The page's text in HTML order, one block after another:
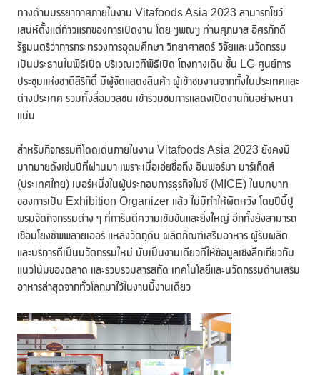
ทางด้านบรรยากาศภายในงาน Vitafoods Asia 2023 สามารถโชว์
เสน่ห์ตั้งแต่ก้าวแรกของการเปิดงาน โดย ฯพณฯ ท่านศุภมาส อิศรภักดี
รัฐมนตรีว่าการกระทรวงการอุดมศึกษา วิทยาศาสตร์ วิจัยและนวัตกรรม
เป็นประธานในพิธีเปิด บริเวณเวทีพิธีเปิด โถงทางเดิน ชั้น LG ศูนย์การ
ประชุมแห่งชาติสิริกิติ์ มีผู้จัดแสดงสินค้า ผู้เข้าชมงานจากทั้งในประเทศและ
ต่างประเทศ รวมทั้งสื่อมวลชน เข้าร่วมชมการแสดงเปิดงานกันอย่างหนา
แน่น
สำหรับกิจกรรมที่โดดเด่นภายในงาน Vitafoods Asia 2023 ยังคงมี
มากมายดังเช่นปีที่ผ่านมา เพราะเมื่อเอ่ยชื่อถึง อินฟอร์มา มาร์เก็ตส์
(ประเทศไทย) เบอร์หนึ่งในผู้ประกอบการธุรกิจไมซ์ (MICE) ในบทบาท
ของการเป็น Exhibition Organizer แล้ว ไม่มีทำให้ผิดหวัง โดยปีนี้ปู
พรมจัดกิจกรรมต่าง ๆ ที่การันตีความเข้มข้นและยิ่งใหญ่ อีกทั้งยังสามารถ
เชื่อมโยงซัพพลายเออร์ แหล่งวัตถุดิบ ผลิตภัณฑ์เสริมอาหาร ผู้รับผลิต
และบริการที่เป็นนวัตกรรมใหม่ นับเป็นงานเดียวที่ให้ข้อมูลเชิงลึกเกี่ยวกับ
แนวโน้มของตลาด และรวบรวมสารสกัด เทคโนโลยีและนวัตกรรมด้านเสริม
อาหารล่าสุดจากทั่วโลกมาไว้ในงานนี้งานเดียว